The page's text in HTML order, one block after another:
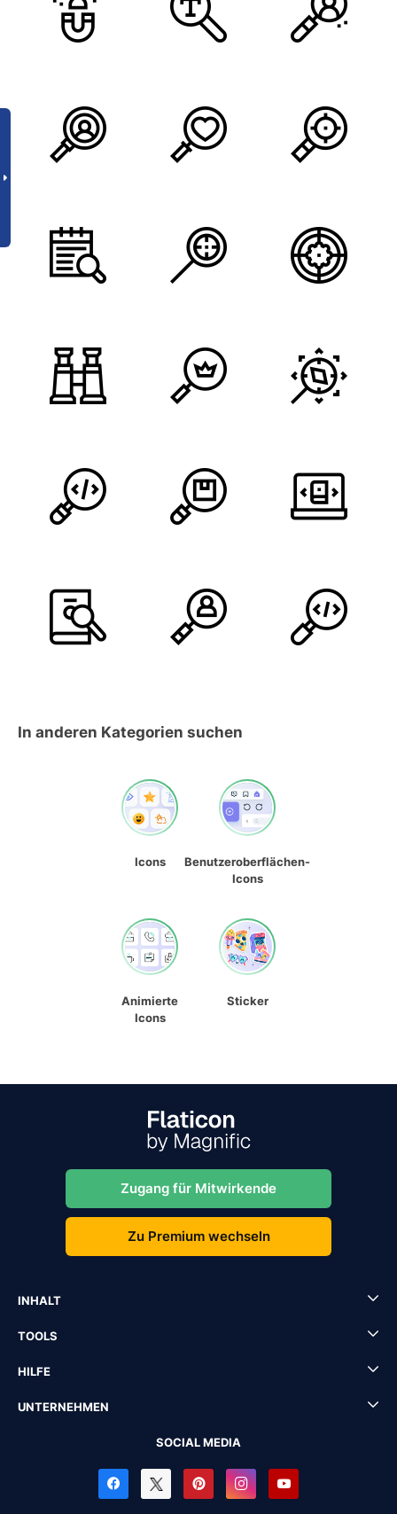
In anderen Kategorien suchen
Icons
Benutzeroberflächen-
Icons
Animierte
Icons
Sticker
Zugang für Mitwirkende
Zu Premium wechseln
INHALT
TOOLS
HILFE
UNTERNEHMEN
SOCIAL MEDIA